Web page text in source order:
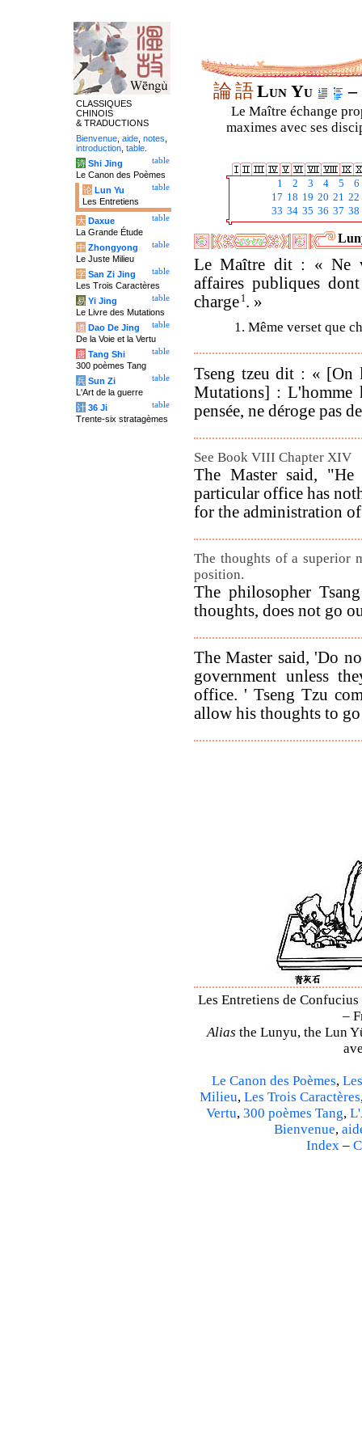
論語Lun Yu –
Le Maître échange
maximes avec ses
1 2 3 4 5
6
17 18 19 20 21 22
33 34 35 36 37 38
Le Maître dit : « Ne
affaires publiques
charge 1. »
1. Même verset que
Tseng tzeu dit : « [On
Mutations] : L'homme
pensée, ne déroge pas
See Book VIII Chapter XIV
The Master said,
particular office has
for the administration
The thoughts of a superior
position.
The philosopher
thoughts, does not go
The Master said, 'Do
government unless
office. ' Tseng Tzu
allow his thoughts to
Les Entretiens de
–
Alias the Lunyu, the Lun
Le Canon des Poèmes,
Milieu, Les Trois Caractères
Vertu, 300 poèmes Tang,
Bienvenue,
Index–
CLASSIQUES
CHINOIS
& TRADUCTIONS
Bienvenue aide notes
introduction table
table
诗 Shi Jing
Le Canon des Poèmes
table
论 Lun Yu
Les Entretiens
table
大 Daxue
La Grande Étude
table
中 Zhongyong
Le Juste Milieu
table
字 San Zi Jing
Les Trois Caractères
table
易 Yi Jing
Le Livre des Mutations
table
道 Dao De Jing
De la Voie et la Vertu
table
唐 Tang Shi
300 poèmes Tang
table
兵 Sun Zi
L'Art de la guerre
table
计 36 Ji
Trente-six stratagèmes